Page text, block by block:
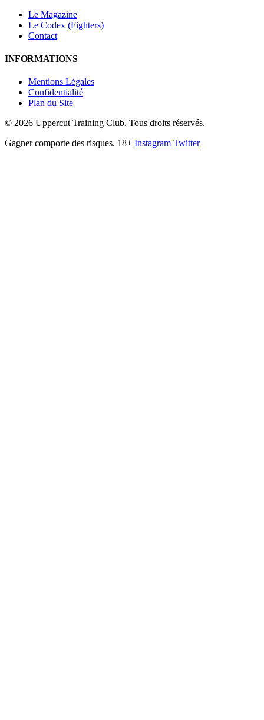
Le Magazine
Le Codex (Fighters)
Contact
INFORMATIONS
Mentions Légales
Confidentialité
Plan du Site
© 2026 Uppercut Training Club. Tous droits réservés.
Gagner comporte des risques. 18+ Instagram Twitter